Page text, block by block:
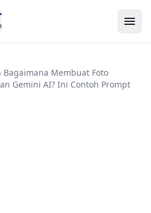
Bagaimana Membuat Foto
Gemini AI? Ini Contoh Prompt